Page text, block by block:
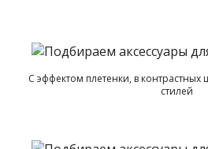
С эффектом плетенки, в
стилей